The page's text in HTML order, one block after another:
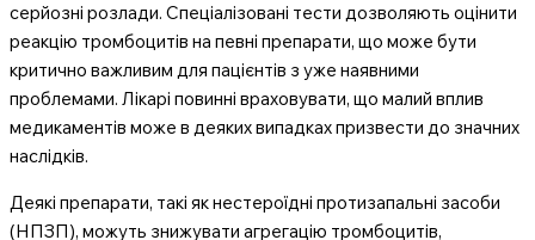
серйозні розлади. Спеціалізовані тести дозволяють оцінити
реакцію тромбоцитів на певні препарати, що може бути
критично важливим для пацієнтів з уже наявними
проблемами. Лікарі повинні враховувати, що малий вплив
медикаментів може в деяких випадках призвести до значних
наслідків.
Деякі препарати, такі як нестероїдні протизапальні засоби
(НПЗП), можуть знижувати агрегацію тромбоцитів,